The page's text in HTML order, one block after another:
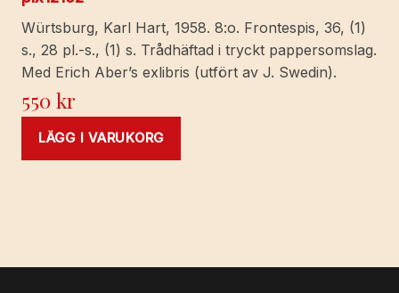
Würtsburg, Karl Hart, 1958. 8:o. Frontespis, 36, (1)
s., 28 pl.-s., (1) s. Trådhäftad i tryckt pappersomslag.
Med Erich Aber’s exlibris (utfört av J. Swedin).
550kr
LÄGG I VARUKORG